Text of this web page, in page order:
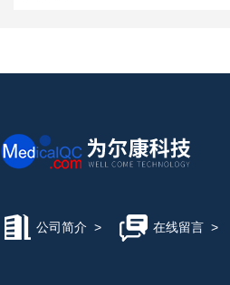
公司简介 > 在线留言>